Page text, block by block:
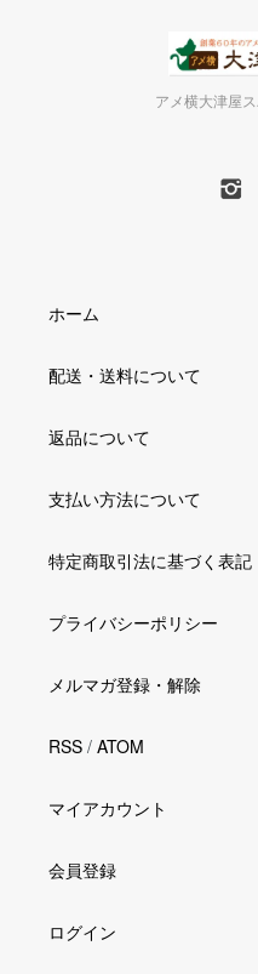
アメ横大津屋
ホーム
配送・送料について
返品について
支払い方法について
特定商取引法に基づく表記
プライバシーポリシー
メルマガ登録・解除
RSS / ATOM
マイアカウント
会員登録
ログイン